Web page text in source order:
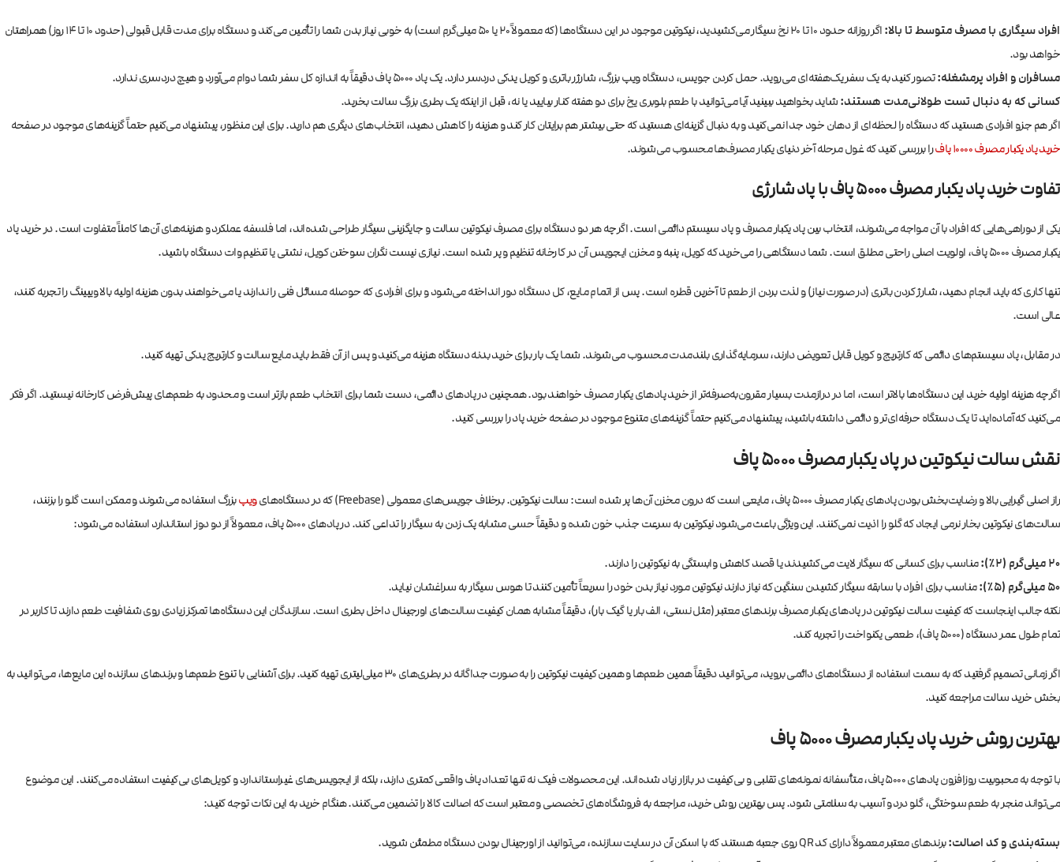
افراد سیگاری با مصرف متوسط تا بالا:
اگر روزانه حدود ۱۰ تا ۲۰ نخ سیگار می‌کشیدید، نیکوتین موجود در این دستگاه‌ها (که معمولاً ۲۰ یا ۵۰ میلی‌گرم است) به خوبی نیاز بدن شما را تأمین می‌کند و دستگاه برای مدت قابل قبولی (حدود ۱۰ تا ۱۴ روز) همراهتان
خواهد بود.
مسافران و افراد پرمشغله:تصور کنید به یک سفر یک‌هفته‌ای می‌روید. حمل کردن جویس، دستگاه ویپ بزرگ، شارژر باتری و کویل یدکی دردسر دارد. یک پاد ۵۰۰۰ پاف دقیقاً به اندازه کل سفر شما دوام می‌آورد و هیچ دردسری ندارد.
کسانی که به دنبال تست طولانی‌مدت هستند:شاید بخواهید ببینید آیا می‌توانید با طعم بلوبری یخ برای دو هفته کنار بیایید یا نه، قبل از اینکه یک بطری بزرگ سالت بخرید.
اگر هم جزو افرادی هستید که دستگاه را لحظه‌ای از دهان خود جدا نمی‌کنید و به دنبال گزینه‌ای هستید که حتی بیشتر هم برایتان کار کند و هزینه را کاهش دهید، انتخاب‌های دیگری هم دارید. برای این منظور، پیشنهاد می‌کنیم حتماً گزینه‌های موجود در صفحه
خرید پاد یکبار مصرف 10000 پاف
را بررسی کنید که غول مرحله آخر دنیای یکبار مصرف‌ها محسوب می‌شوند.
تفاوت خرید پاد یکبار مصرف ۵۰۰۰ پاف با پاد شارژی
یکی از دوراهی‌هایی که افراد با آن مواجه می‌شوند، انتخاب بین پاد یکبار مصرف و پاد سیستم دائمی است. اگرچه هر دو دستگاه برای مصرف نیکوتین سالت و جایگزینی سیگار طراحی شده‌اند، اما فلسفه عملکرد و هزینه‌های آن‌ها کاملاً متفاوت است. در خرید پاد
یکبار مصرف ۵۰۰۰ پاف، اولویت اصلی راحتی مطلق است. شما دستگاهی را می‌خرید که کویل، پنبه و مخزن ایجویس آن در کارخانه تنظیم و پر شده است. نیازی نیست نگران سوختن کویل، نشتی یا تنظیم وات دستگاه باشید.
تنها کاری که باید انجام دهید، شارژ کردن باتری (در صورت نیاز) و لذت بردن از طعم تا آخرین قطره است. پس از اتمام مایع، کل دستگاه دور انداخته می‌شود و برای افرادی که حوصله مسائل فنی را ندارند یا می‌خواهند بدون هزینه اولیه بالا ویپینگ را تجربه کنند،
عالی است.
در مقابل، پاد سیستم‌های دائمی که کارتریج و کویل قابل تعویض دارند، سرمایه‌گذاری بلندمدت محسوب می‌شوند. شما یک بار برای خرید بدنه دستگاه هزینه می‌کنید و پس از آن فقط باید مایع سالت و کارتریج یدکی تهیه کنید.
اگرچه هزینه اولیه خرید این دستگاه‌ها بالاتر است، اما در درازمدت بسیار مقرون‌به‌صرفه‌تر از خرید پادهای یکبار مصرف خواهند بود. همچنین در پادهای دائمی، دست شما برای انتخاب طعم بازتر است و محدود به طعم‌های پیش‌فرض کارخانه نیستید. اگر فکر
می‌کنید که آماده‌اید تا یک دستگاه حرفه‌ای‌تر و دائمی داشته باشید، پیشنهاد می‌کنیم حتماً گزینه‌های متنوع موجود در صفحهخرید پادرا بررسی کنید.
نقش سالت نیکوتین در پاد یکبار مصرف ۵۰۰۰ پاف
راز اصلی گیرایی بالا و رضایت‌بخش بودن پادهای یکبار مصرف ۵۰۰۰ پاف، مایعی است که درون مخزن آن‌ها پر شده است: سالت نیکوتین. برخلاف جویس‌های معمولی (Freebase) که در دستگاه‌های ویپبزرگ استفاده می‌شوند و ممکن است گلو را بزنند،
سالت‌های نیکوتین بخار نرمی ایجاد که گلو را اذیت نمی‌کنند. این ویژگی باعث می‌شود نیکوتین به سرعت جذب خون شده و دقیقاً حسی مشابه پک زدن به سیگار را تداعی کند. در پادهای ۵۰۰۰ پاف، معمولاً از دو دوز استاندارد استفاده می‌شود:
۲۰ میلی‌گرم (۲٪):
مناسب برای کسانی که سیگار لایت می‌کشیدند یا قصد کاهش وابستگی به نیکوتین را دارند.
۵۰ میلی‌گرم (۵٪):
مناسب برای افراد با سابقه سیگار کشیدن سنگین که نیاز دارند نیکوتین مورد نیاز بدن خود را سریعاً تأمین کنند تا هوس سیگار به سراغشان نیاید.
نکته جالب اینجاست که کیفیت سالت نیکوتین در پادهای یکبار مصرف برندهای معتبر (مثل نستی، الف بار یا گیک بار)، دقیقاً مشابه همان کیفیت سالت‌های اورجینال داخل بطری است. سازندگان این دستگاه‌ها تمرکز زیادی روی شفافیت طعم دارند تا کاربر در
تمام طول عمر دستگاه (۵۰۰۰ پاف)، طعمی یکنواخت را تجربه کند.
اگر زمانی تصمیم گرفتید که به سمت استفاده از دستگاه‌های دائمی بروید، می‌توانید دقیقاً همین طعم‌ها و همین کیفیت نیکوتین را به صورت جداگانه در بطری‌های ۳۰ میلی‌لیتری تهیه کنید. برای آشنایی با تنوع طعم‌ها و برندهای سازنده این مایع‌ها، می‌توانید به
بخشخرید سالتمراجعه کنید.
بهترین روش خرید پاد یکبار مصرف ۵۰۰۰ پاف
با توجه به محبوبیت روزافزون پادهای ۵۰۰۰ پاف، متأسفانه نمونه‌های تقلبی و بی‌کیفیت در بازار زیاد شده‌اند. این محصولات فیک نه تنها تعداد پاف واقعی کمتری دارند، بلکه از ایجویس‌های غیراستاندارد و کویل‌های بی‌کیفیت استفاده می‌کنند. این موضوع
می‌تواند منجر به طعم سوختگی، گلو درد و آسیب به سلامتی شود. پس بهترین روش خرید، مراجعه به فروشگاه‌های تخصصی و معتبر است که اصالت کالا را تضمین می‌کنند. هنگام خرید به این نکات توجه کنید:
بسته‌بندی و کد اصالت:برندهای معتبر معمولاً دارای کد QR روی جعبه هستند که با اسکن آن در سایت سازنده، می‌توانید از اورجینال بودن دستگاه مطمئن شوید.